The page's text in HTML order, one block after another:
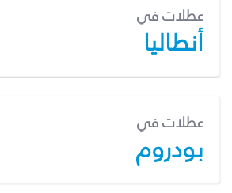
عطلات في
أنطاليا
عطلات في
بودروم